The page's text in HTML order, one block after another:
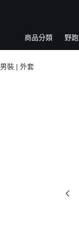
商品分類 野
男裝 | 外套